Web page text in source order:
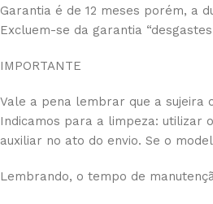
Garantia é de 12 meses porém, a
Excluem-se da garantia
IMPORTANTE
Vale a pena lembrar que a sujeira
Indicamos para a limpeza: utilizar
auxiliar no ato do envio. Se o
Lembrando, o tempo de